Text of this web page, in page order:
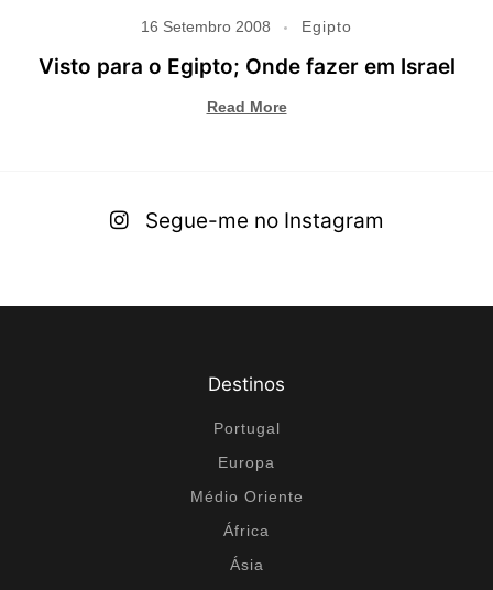
16 Setembro 2008 Egipto
Visto para o Egipto; Onde fazer em Israel
Read More
Segue-me no Instagram
Destinos
Portugal
Europa
Médio Oriente
África
Ásia